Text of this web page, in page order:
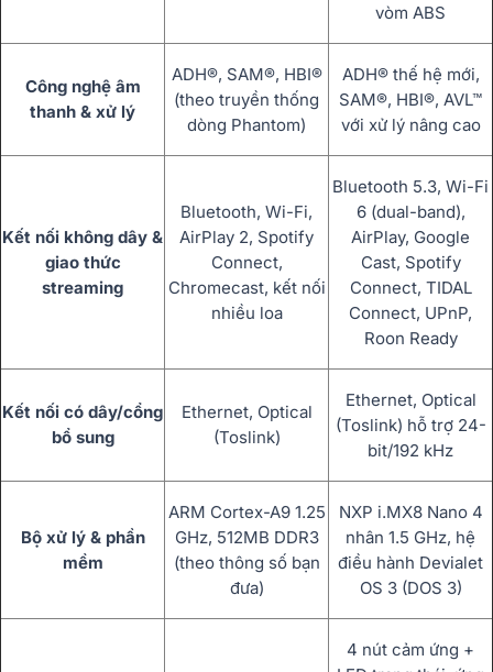
vòm ABS
Công nghệ âm
thanh & xử lý
ADH®, SAM®, HBI®
(theo truyền thống
dòng Phantom)
ADH® thế hệ mới,
SAM®, HBI®, AVL™
với xử lý nâng cao
Kết nối không dây &
giao thức
streaming
Bluetooth, Wi-Fi,
AirPlay 2, Spotify
Connect,
Chromecast, kết nối
nhiều loa
Bluetooth 5.3, Wi-Fi
6 (dual-band),
AirPlay, Google
Cast, Spotify
Connect, TIDAL
Connect, UPnP,
Roon Ready
Kết nối có dây/cổng
bổ sung
Ethernet, Optical
(Toslink)
Ethernet, Optical
(Toslink) hỗ trợ 24-
bit/192 kHz
Bộ xử lý & phần
mềm
ARM Cortex-A9 1.25
GHz, 512MB DDR3
(theo thông số bạn
đưa)
NXP i.MX8 Nano 4
nhân 1.5 GHz, hệ
điều hành Devialet
OS 3 (DOS 3)
4 nút cảm ứng +